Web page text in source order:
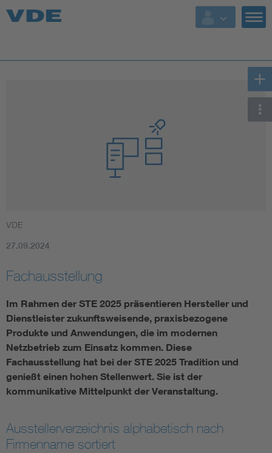
VDE
27.09.2024
Fachausstellung
Im Rahmen der STE 2025 präsentieren Hersteller und
Dienstleister zukunftsweisende, praxisbezogene
Produkte und Anwendungen, die im modernen
Netzbetrieb zum Einsatz kommen. Diese
Fachausstellung hat bei der STE 2025 Tradition und
genießt einen hohen Stellenwert. Sie ist der
kommunikative Mittelpunkt der Veranstaltung.
Ausstellerverzeichnis alphabetisch nach
Firmenname sortiert